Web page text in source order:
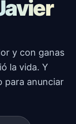
y con ganas
la vida. Y
para anunciar